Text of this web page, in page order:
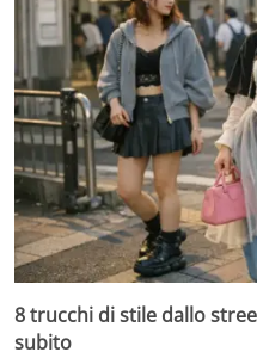
8 trucchi di stile dallo
subito